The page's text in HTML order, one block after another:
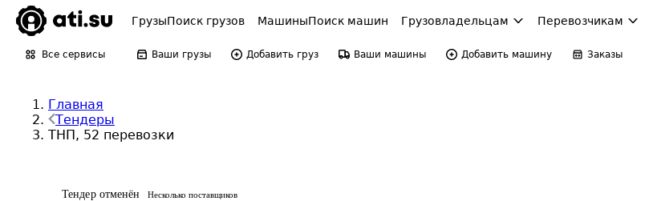
ГрузыПоиск грузов МашиныПоиск машин Грузовладельцам Перевозчикам
Все сервисы Ваши грузы Добавить груз Ваши машины Добавить машину Заказы
Главная
Тендеры
ТНП, 52 перевозки
Тендер отменён Несколько поставщиков